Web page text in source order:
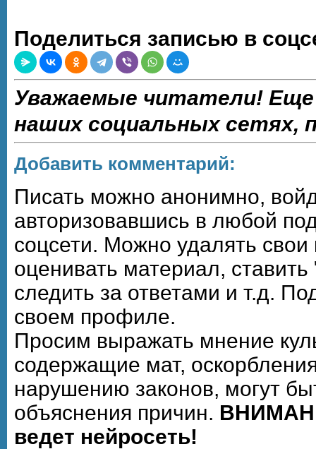
Поделиться записью в
Уважаемые читатели!
наших социальных сетях,
Добавить комментарий:
Писать можно анонимно,
авторизовавшись в любой
соцсети. Можно удалять
оценивать материал, ставить
следить за ответами и т.д.
своем профиле.
Просим выражать мнение
содержащие мат,
нарушению законов, могут
объяснения причин.
ведет нейросеть!